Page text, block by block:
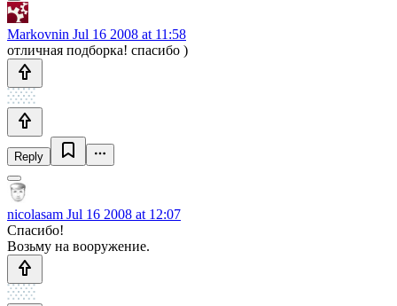
Markovnin Jul 16 2008 at 11:58
отличная подборка! спасибо )
Reply
nicolasam Jul 16 2008 at 12:07
Спасибо!
Возьму на вооружение.